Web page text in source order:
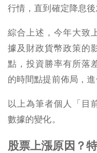
行情，直到確定降息後
綜合上述，今年大致
據及財政貨幣政策的
點，投資勝率有所落
的時間點提前佈局，
以上為筆者個人「目
數據的變化。
股票上漲原因？